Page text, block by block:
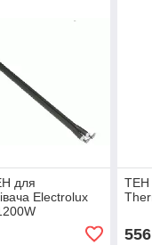
для
Electrolux
ТЕН
556